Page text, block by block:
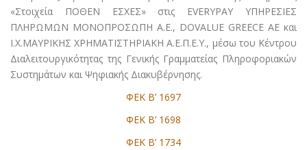
«Στοιχεία ΠΟΘΕΝ ΕΣΧΕΣ» στις EVERYPAY ΥΠΗΡΕΣΙΕΣ
ΠΛΗΡΩΜΩΝ ΜΟΝΟΠΡΟΣΩΠΗ A.E., DOVALUE GREECE AE και
Ι.Χ.ΜΑΥΡΙΚΗΣ ΧΡΗΜΑΤΙΣΤΗΡΙΑΚΗ Α.Ε.Π.Ε.Υ., μέσω του Κέντρου
Διαλειτουργικότητας της Γενικής Γραμματείας Πληροφοριακών
Συστημάτων και Ψηφιακής Διακυβέρνησης.
ΦΕΚ Β’ 1697
ΦΕΚ Β’ 1698
ΦΕΚ Β’ 1734